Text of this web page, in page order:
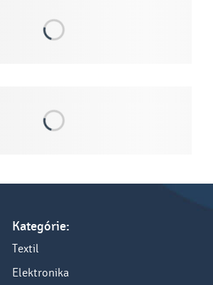
Kategórie:
Textil
Elektronika